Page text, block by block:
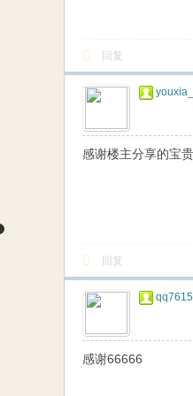
回复
感谢楼主分享的宝贵
回复
qq7615
感谢66666